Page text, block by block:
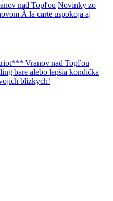
Novinky zo
À la carte uspokoja aj
bare alebo lepšia kondička
blízkych!